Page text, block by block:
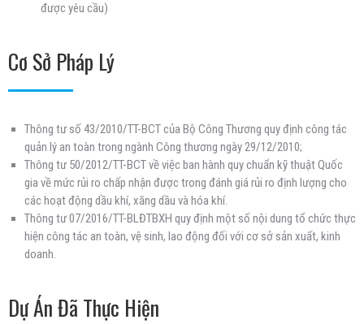
được yêu cầu)
Cơ Sở Pháp Lý
Thông tư số 43/2010/TT-BCT của Bộ Công Thương quy định công tác
quản lý an toàn trong ngành Công thương ngày 29/12/2010;
Thông tư 50/2012/TT-BCT về việc ban hành quy chuẩn kỹ thuật Quốc
gia về mức rủi ro chấp nhận được trong đánh giá rủi ro định lượng cho
các hoạt động dầu khí, xăng dầu và hóa khí.
Thông tư 07/2016/TT-BLĐTBXH quy định một số nội dung tổ chức thực
hiện công tác an toàn, vệ sinh, lao động đối với cơ sở sản xuất, kinh
doanh.
Dự Án Đã Thực Hiện